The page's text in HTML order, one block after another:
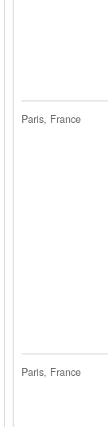
Paris, France
Paris, France